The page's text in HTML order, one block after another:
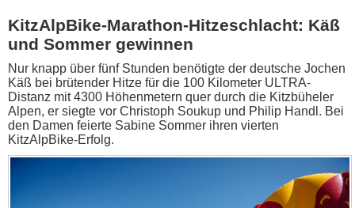
KitzAlpBike-Marathon-Hitzeschlacht: Käß
und Sommer gewinnen
Nur knapp über fünf Stunden benötigte der deutsche Jochen
Käß bei brütender Hitze für die 100 Kilometer ULTRA-
Distanz mit 4300 Höhenmetern quer durch die Kitzbüheler
Alpen, er siegte vor Christoph Soukup und Philip Handl. Bei
den Damen feierte Sabine Sommer ihren vierten
KitzAlpBike-Erfolg.